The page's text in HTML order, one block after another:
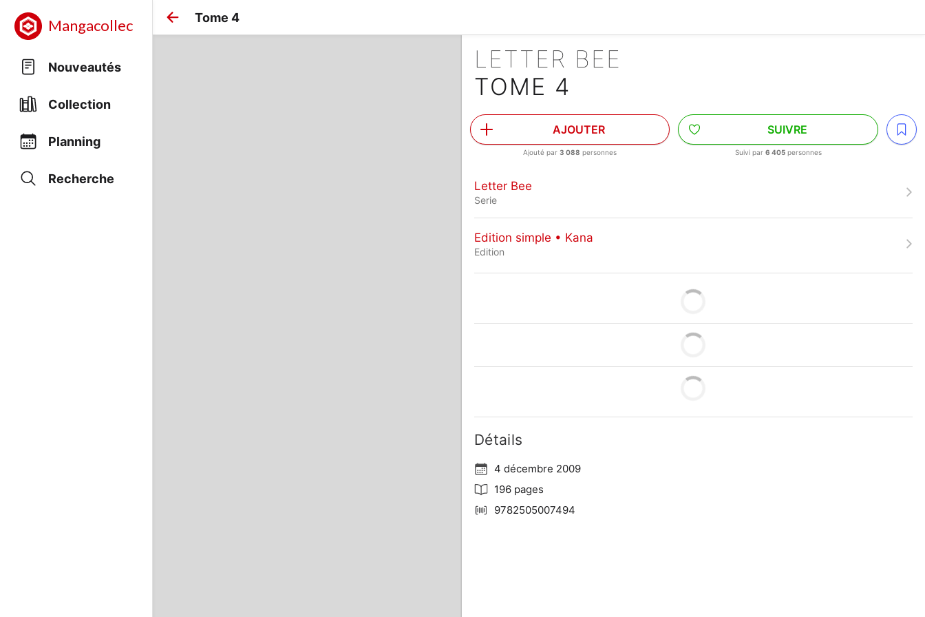
Mangacollec
Nouveautés
Collection
Planning
Recherche
Tome 4
LETTER BEE
TOME 4
AJOUTER
Ajouté par3 088 personnes
SUIVRE
Suivi par 6 405personnes
Letter Bee
Serie
Edition simple • Kana
Edition
Détails
4 décembre 2009
196 pages
9782505007494